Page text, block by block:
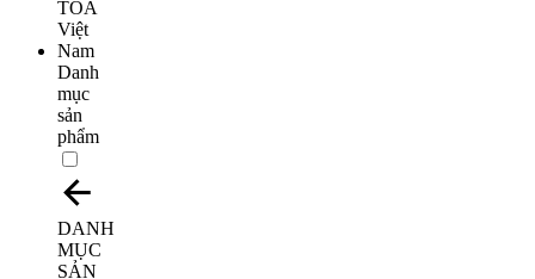
Danh
mục
sản
phẩm
DANH
MỤC
SẢN